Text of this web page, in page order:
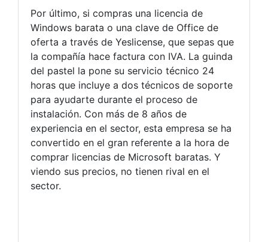
Por último, si compras una licencia de
Windows barata o una clave de Office de
oferta a través de Yeslicense, que sepas que
la compañía hace factura con IVA. La guinda
del pastel la pone su servicio técnico 24
horas que incluye a dos técnicos de soporte
para ayudarte durante el proceso de
instalación. Con más de 8 años de
experiencia en el sector, esta empresa se ha
convertido en el gran referente a la hora de
comprar licencias de Microsoft baratas. Y
viendo sus precios, no tienen rival en el
sector.